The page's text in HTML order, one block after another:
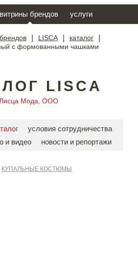
витрины брендов услуги
LISCA каталог
с формованными чашками
LISCA
Мода, ООО
условия сотрудничества
и видео новости и репортажи
КУПАЛЬНЫЕ КОСТЮМЫ